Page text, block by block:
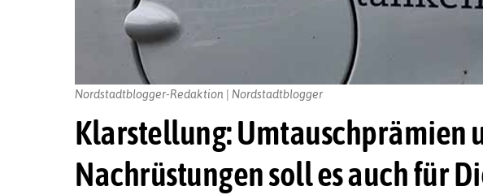
Klarstellung: Umtauschprämien
Nachrüstungen soll es auch für
Nordstadtblogger-Redaktion | Nordstadtblogger